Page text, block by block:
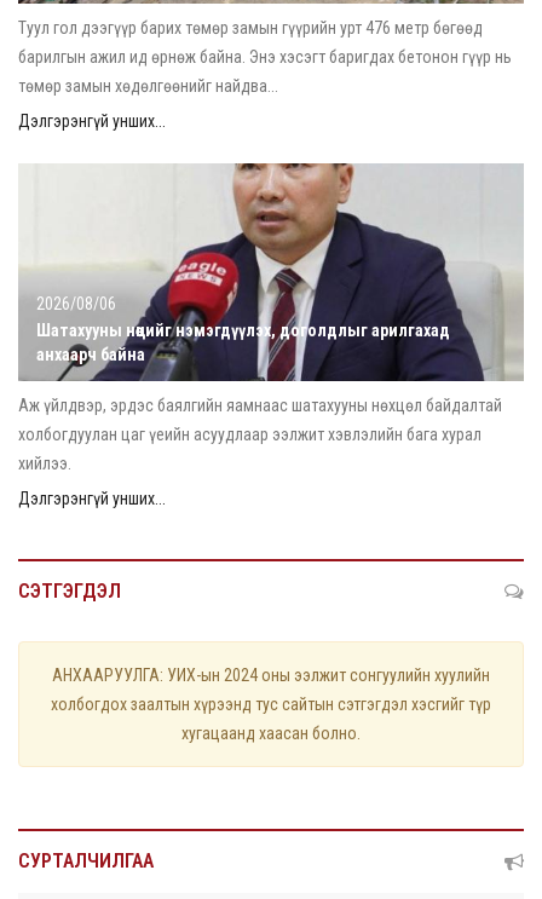
Туул гол дээгүүр барих төмөр замын гүүрийн урт 476 метр бөгөөд
барилгын ажил ид өрнөж байна. Энэ хэсэгт баригдах бетонон гүүр нь
төмөр замын хөдөлгөөнийг найдва...
Дэлгэрэнгүй унших...
2026/08/06
Шатахууны нөөцийг нэмэгдүүлэх, доголдлыг арилгахад
анхаарч байна
Аж үйлдвэр, эрдэс баялгийн яамнаас шатахууны нөхцөл байдалтай
холбогдуулан цаг үеийн асуудлаар ээлжит хэвлэлийн бага хурал
хийлээ.
Дэлгэрэнгүй унших...
СЭТГЭГДЭЛ
АНХААРУУЛГА: УИХ-ын 2024 оны ээлжит сонгуулийн хуулийн
холбогдох заалтын хүрээнд тус сайтын сэтгэгдэл хэсгийг түр
хугацаанд хаасан болно.
СУРТАЛЧИЛГАА